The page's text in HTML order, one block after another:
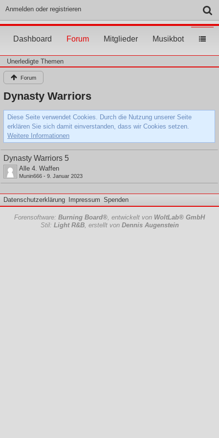
Anmelden oder registrieren
Dashboard Forum Mitglieder Musikbot
Unerledigte Themen
Forum
Dynasty Warriors
Diese Seite verwendet Cookies. Durch die Nutzung unserer Seite
erklären Sie sich damit einverstanden, dass wir Cookies setzen.
Weitere Informationen
Dynasty Warriors 5
Alle 4. Waffen
Munin666 - 9. Januar 2023
Datenschutzerklärung Impressum Spenden
Forensoftware: Burning Board®, entwickelt von WoltLab® GmbH
Stil: Light R&B, erstellt von Dennis Augenstein